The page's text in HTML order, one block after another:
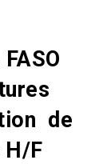
de
H/F